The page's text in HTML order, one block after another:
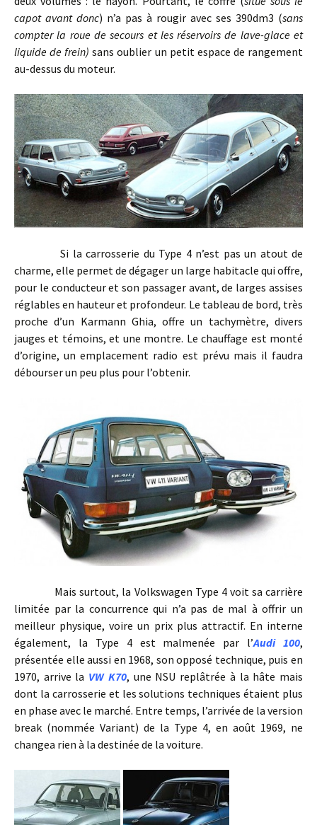
capot avant donc) n’a pas à rougir avec ses 390dm3 (sans
compter la roue de secours et les réservoirs de lave-glace et
liquide de frein) sans oublier un petit espace de rangement
au-dessus du moteur.
Si la carrosserie du Type 4 n’est pas un atout de
charme, elle permet de dégager un large habitacle qui offre,
pour le conducteur et son passager avant, de larges assises
réglables en hauteur et profondeur. Le tableau de bord, très
proche d’un Karmann Ghia, offre un tachymètre, divers
jauges et témoins, et une montre. Le chauffage est monté
d’origine, un emplacement radio est prévu mais il faudra
débourser un peu plus pour l’obtenir.
Mais surtout, la Volkswagen Type 4 voit sa carrière
limitée par la concurrence qui n’a pas de mal à offrir un
meilleur physique, voire un prix plus attractif. En interne
également, la Type 4 est malmenée par l’Audi 100,
présentée elle aussi en 1968, son opposé technique, puis en
1970, arrive la VW K70, une NSU replâtrée à la hâte mais
dont la carrosserie et les solutions techniques étaient plus
en phase avec le marché. Entre temps, l’arrivée de la version
break (nommée Variant) de la Type 4, en août 1969, ne
changea rien à la destinée de la voiture.